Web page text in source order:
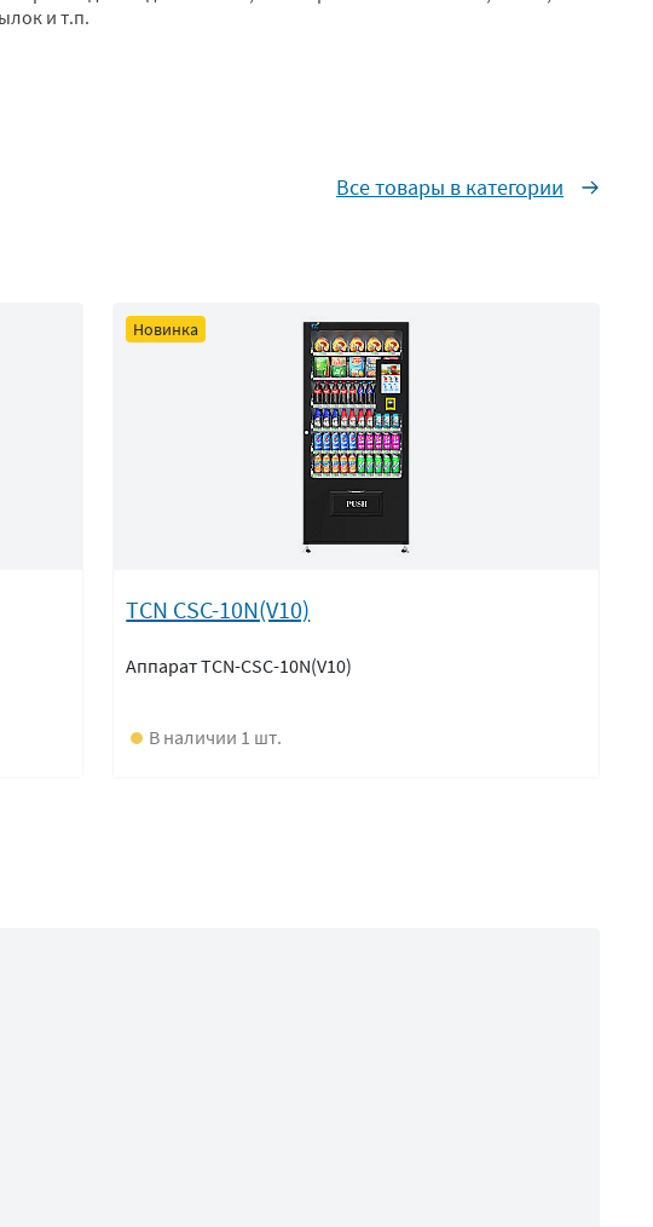
и т.п.
Все товары в категории
Новинка
TCN CSC-10N(V10)
Аппарат TCN-CSC-10N(V10)
В наличии 1 шт.